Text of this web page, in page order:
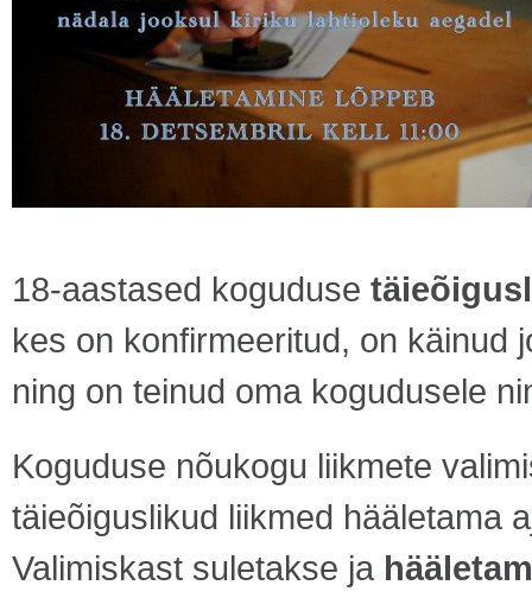
18-aastased koguduse
kes on konfirmeeritud, on käinud
ning on teinud oma kogudusele
Koguduse nõukogu liikmete
täieõiguslikud liikmed hääletama
Valimiskast suletakse ja